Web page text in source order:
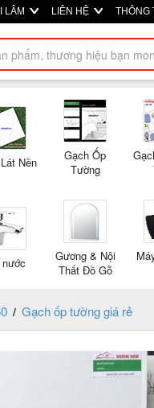
LÂM LIÊN HỆ THÔNG
Nền
Gạch Ốp
Tường
Gương & Nội
Thất Đồ Gỗ
/ Gạch ốp tường giá rẻ